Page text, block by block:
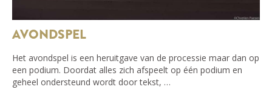
AVONDSPEL
Het avondspel is een heruitgave van de processie maar dan op
een podium. Doordat alles zich afspeelt op één podium en
geheel ondersteund wordt door tekst, …